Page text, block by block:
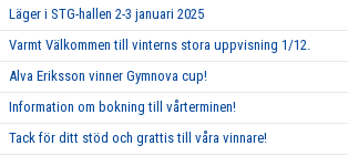
Läger i STG-hallen 2-3 januari 2025
Varmt Välkommen till vinterns stora uppvisning 1/12.
Alva Eriksson vinner Gymnova cup!
Information om bokning till vårterminen!
Tack för ditt stöd och grattis till våra vinnare!